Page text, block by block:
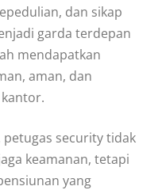
dan sikap
garda terdepan
mendapatkan
aman, dan
security tidak
keamanan, tetapi
yang